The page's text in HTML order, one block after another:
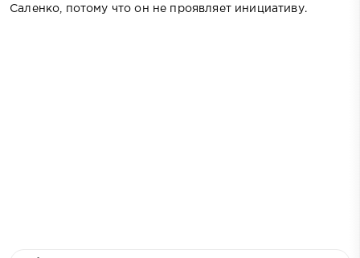
Саленко, потому что он не проявляет инициативу.